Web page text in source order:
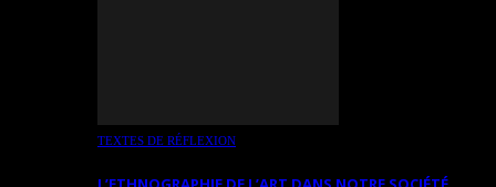
TEXTES DE RÉFLEXION